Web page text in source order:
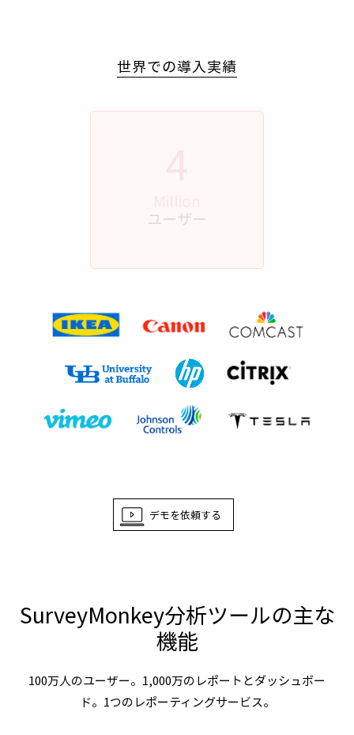
世界での導入実績
ユーザー
デモを依頼する
SurveyMonkey分析ツールの主な
機能
100万人のユーザー。1,000万のレポートとダッシュボー
ド。1つのレポーティングサービス。